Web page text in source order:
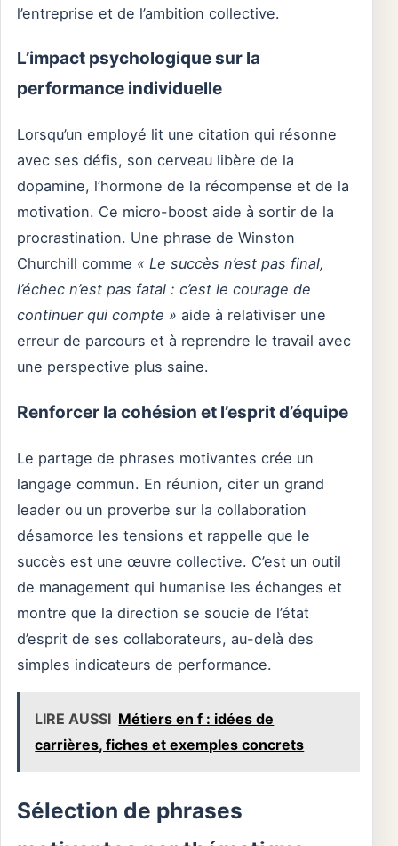
l’entreprise et de l’ambition collective.
L’impact psychologique sur la
performance individuelle
Lorsqu’un employé lit une citation qui résonne
avec ses défis, son cerveau libère de la
dopamine, l’hormone de la récompense et de la
motivation. Ce micro-boost aide à sortir de la
procrastination. Une phrase de Winston
Churchill comme « Le succès n’est pas final,
l’échec n’est pas fatal : c’est le courage de
continuer qui compte » aide à relativiser une
erreur de parcours et à reprendre le travail avec
une perspective plus saine.
Renforcer la cohésion et l’esprit d’équipe
Le partage de phrases motivantes crée un
langage commun. En réunion, citer un grand
leader ou un proverbe sur la collaboration
désamorce les tensions et rappelle que le
succès est une œuvre collective. C’est un outil
de management qui humanise les échanges et
montre que la direction se soucie de l’état
d’esprit de ses collaborateurs, au-delà des
simples indicateurs de performance.
LIRE AUSSI Métiers en f : idées de
carrières, fiches et exemples concrets
Sélection de phrases